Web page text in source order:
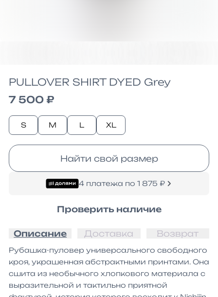
PULLOVER SHIRT DYED Grey
7 500 ₽
S M L XL
Найти свой размер
4 платежа по 1 875 ₽
Проверить наличие
Описание Доставка Возврат
Рубашка-пуловер универсального свободного
кроя, украшенная абстрактными принтами. Она
сшита из необычного хлопкового материала с
выразительной и тактильно приятной